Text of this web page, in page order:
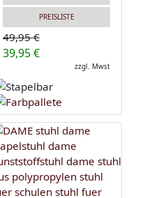
PREISLISTE
49,95 €
39,95 €
zzgl. Mwst